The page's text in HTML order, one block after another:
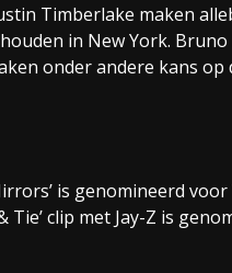
Timberlake maken
in New York.
onder andere kans op
is genomineerd
Tie’ clip met Jay-Z is